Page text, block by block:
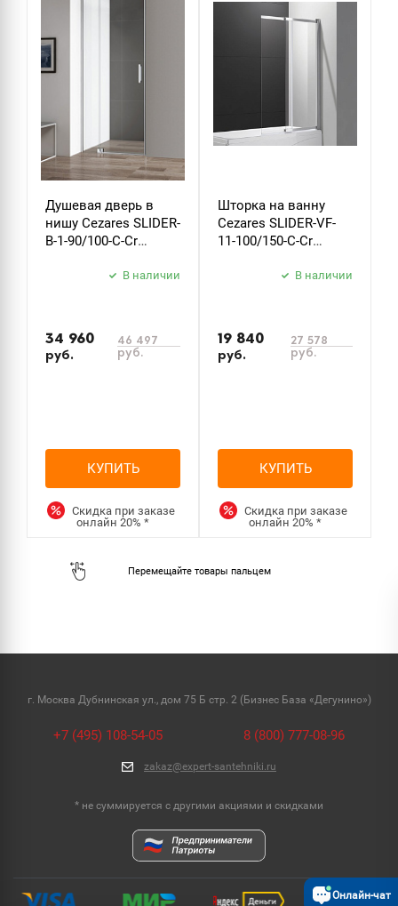
Душевая дверь в
нишу Cezares SLIDER-
B-1-90/100-C-Cr
В наличии
34 960
руб.
46 497
руб.
КУПИТЬ
Скидка при заказе
онлайн20%*
Шторка на ванну
Cezares SLIDER-VF-
11-100/150-C-Cr
В наличии
19 840
руб.
27 578
руб.
КУПИТЬ
Скидка при заказе
онлайн20%*
г. Москва Дубнинская ул., дом 75 Б стр. 2 (Бизнес База «Дегунино»)
+7 (495) 108-54-05 8 (800) 777-08-96
zakaz@expert-santehniki.ru
* не суммируется с другими акциями и скидками
Онлайн-чат